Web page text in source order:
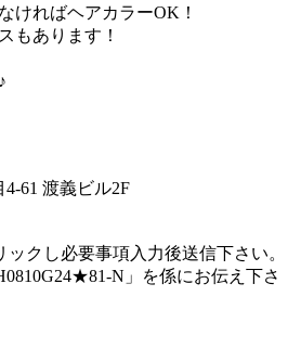
ければヘアカラーOK！
もあります！
61 渡義ビル2F
クし必要事項入力後送信下さい。
N」を係にお伝え下さ